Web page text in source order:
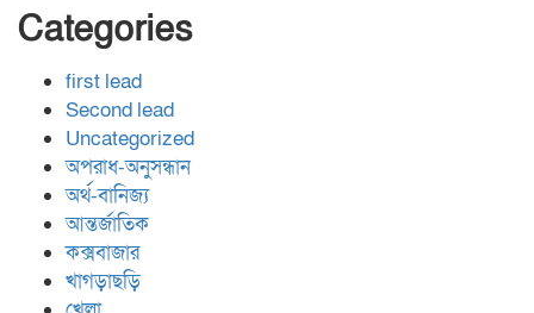
Categories
first lead
Second lead
Uncategorized
অপরাধ-অনুসন্ধান
অর্থ-বানিজ্য
আন্তর্জাতিক
কক্সবাজার
খাগড়াছড়ি